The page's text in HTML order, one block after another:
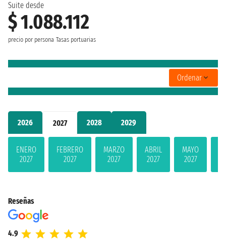
2026 2027 2028 2029
ENERO
2027
FEBRERO
2027
MARZO
2027
ABRIL
2027
MAYO
2027
Suite desde
$ 1.088.112
precio por persona Tasas portuarias
Ordenar
Reseñas
4.9